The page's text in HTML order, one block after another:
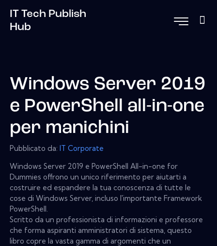
IT Tech Publish
Hub
Windows Server 2019
e PowerShell all-in-one
per manichini
Pubblicato da: IT Corporate
Windows Server 2019 e PowerShell All-in-one for
Dummies offrono un unico riferimento per aiutarti a
costruire ed espandere la tua conoscenza di tutte le
cose di Windows Server, incluso l'importante Framework
PowerShell.
Scritto da un professionista di informazioni e professore
che forma aspiranti amministratori di sistema, questo
libro copre la vasta gamma di argomenti che un